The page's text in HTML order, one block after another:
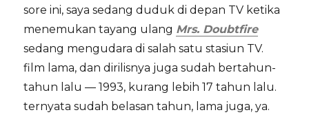
sore ini, saya sedang duduk di depan TV ketika
menemukan tayang ulang Mrs. Doubtfire
sedang mengudara di salah satu stasiun TV.
film lama, dan dirilisnya juga sudah bertahun-
tahun lalu — 1993, kurang lebih 17 tahun lalu.
ternyata sudah belasan tahun, lama juga, ya.